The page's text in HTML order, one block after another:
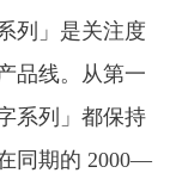
列」是关注度
品线。从第一
系列」都保持
同期的 2000—